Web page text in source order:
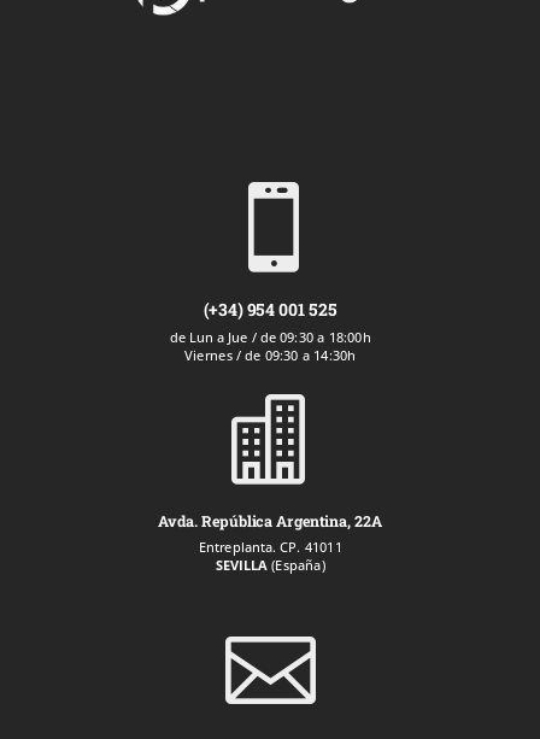

(+34) 954 001 525
de Lun a Jue / de 09:30 a 18:00h
Viernes / de 09:30 a 14:30h

Avda. República Argentina, 22A
Entreplanta. CP. 41011
SEVILLA (España)
